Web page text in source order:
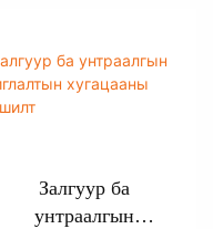
Залгуур ба
унтраалгын